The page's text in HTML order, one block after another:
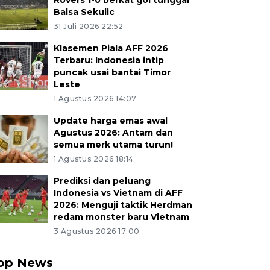
Balsa Sekulic
31 Juli 2026 22:52
Klasemen Piala AFF 2026
Terbaru: Indonesia intip
puncak usai bantai Timor
Leste
1 Agustus 2026 14:07
Update harga emas awal
Agustus 2026: Antam dan
semua merk utama turun!
1 Agustus 2026 18:14
Prediksi dan peluang
Indonesia vs Vietnam di AFF
2026: Menguji taktik Herdman
redam monster baru Vietnam
3 Agustus 2026 17:00
News